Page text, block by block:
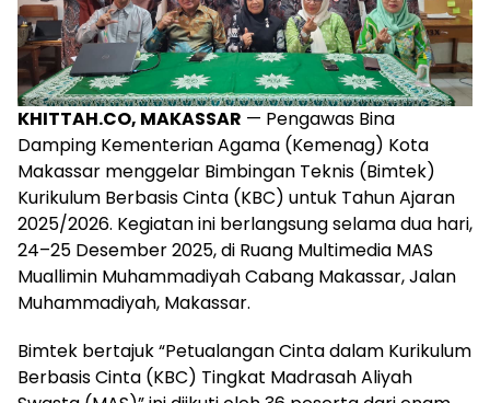
KHITTAH.CO, MAKASSAR — Pengawas Bina
Damping Kementerian Agama (Kemenag) Kota
Makassar menggelar Bimbingan Teknis (Bimtek)
Kurikulum Berbasis Cinta (KBC) untuk Tahun Ajaran
2025/2026. Kegiatan ini berlangsung selama dua hari,
24–25 Desember 2025, di Ruang Multimedia MAS
Muallimin Muhammadiyah Cabang Makassar, Jalan
Muhammadiyah, Makassar.
Bimtek bertajuk “Petualangan Cinta dalam Kurikulum
Berbasis Cinta (KBC) Tingkat Madrasah Aliyah